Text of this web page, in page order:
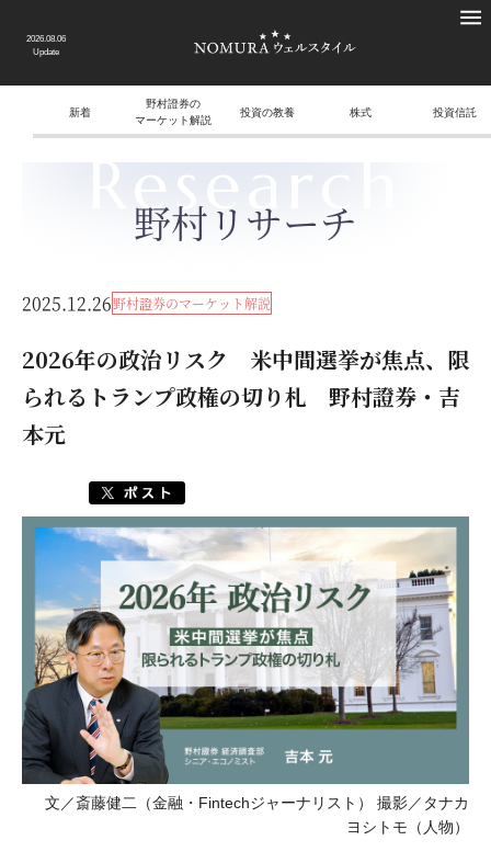
2026.08.06
Update
新着
野村證券の
マーケット解説
投資の教養 株式 投資信託
Research
野村リサーチ
2025.12.26野村證券のマーケット解説
2026年の政治リスク 米中間選挙が焦点、限
られるトランプ政権の切り札 野村證券・吉
本元
文／斎藤健二（金融・Fintechジャーナリスト） 撮影／タナカ
ヨシトモ（人物）